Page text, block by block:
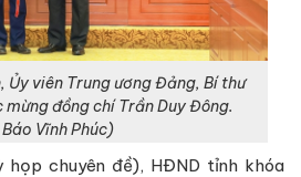
Ủy viên Trung ương Đảng, Bí thư
đồng chí Trần Duy Đông.
Vĩnh Phúc)
chuyên đề), HĐND tỉnh khóa